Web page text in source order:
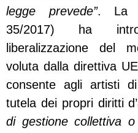
legge prevede”. La
35/2017) ha
liberalizzazione del
voluta dalla direttiva
consente agli artisti
tutela dei propri diritti
di gestione collettiva